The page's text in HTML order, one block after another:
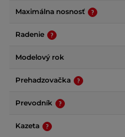
Maximálna nosnosť
Radenie
Modelový rok
Prehadzovačka
Prevodník
Kazeta